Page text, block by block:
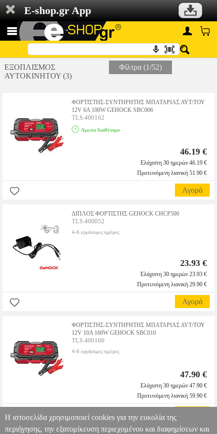
E-shop.gr App
ΕΞΟΠΛΙΣΜΟΣ
ΑΥΤΟΚΙΝΗΤΟΥ (3)
Φίλτρα (1/52)
ΦΟΡΤΙΣΤΗΣ-ΣΥΝΤΗΡΗΤΗΣ ΜΠΑΤΑΡΙΑΣ ΑΥΤ/ΤΟΥ
12V 6A 100W GEHOCK SBC006
TLS.400162
Αμεσα διαθέσιμο
46.19 €
Ελάχιστη 30 ημερών 46.19 €
Προτεινόμενη λιανική 51.90 €
Αγορά
ΔΙΠΛΟΣ ΦΟΡΤΙΣΤΗΣ GEHOCK CHCP500
TLS.400052
4-6 εργάσιμες ημέρες
23.93 €
Ελάχιστη 30 ημερών 23.93 €
Προτεινόμενη λιανική 29.90 €
Αγορά
ΦΟΡΤΙΣΤΗΣ-ΣΥΝΤΗΡΗΤΗΣ ΜΠΑΤΑΡΙΑΣ ΑΥΤ/ΤΟΥ
12V 10A 160W GEHOCK SBC010
TLS.400160
4-6 εργάσιμες ημέρες
47.90 €
Ελάχιστη 30 ημερών 47.90 €
Προτεινόμενη λιανική 59.90 €
Η ιστοσελίδα χρησιμοποιεί cookies για την ευκολία της
περιήγησης, την εξατομίκευση περιεχομένου και διαφημίσεων και